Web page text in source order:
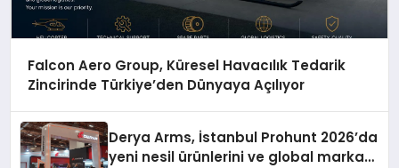
Falcon Aero Group, Küresel Havacılık Tedarik
Zincirinde Türkiye’den Dünyaya Açılıyor
Derya Arms, İstanbul Prohunt 2026’da
yeni nesil ürünlerini ve global marka